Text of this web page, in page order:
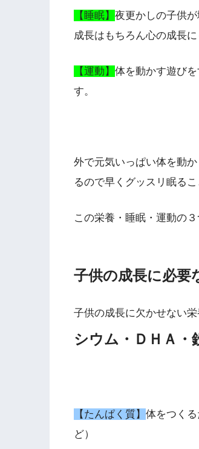
【睡眠】 夜更かしの子供
成長はもちろん心の成長に
【運動】 体を動かす遊び
す。
外で元気いっぱい体を動
るので早くグッスリ眠るこ
この栄養・睡眠・運動の
子供の成長に必要
子供の成長に欠かせない
シウム・ＤＨＡ・
【たんぱく質】 体をつく
ど）